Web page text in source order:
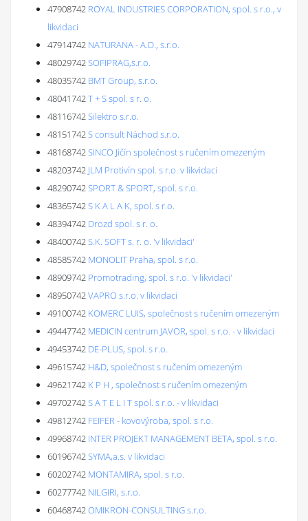
47908742 ROYAL INDUSTRIES CORPORATION, spol. s r.o., v
likvidaci
47914742 NATURANA - A.D., s.r.o.
48029742SOFIPRAG,s.r.o.
48035742 BMT Group, s.r.o.
48041742T + S spol. s r. o.
48116742Silektro s.r.o.
48151742S consult Náchod s.r.o.
48168742SINCO Jičín společnost s ručením omezeným
48203742 JLM Protivín spol. s r.o. v likvidaci
48290742SPORT & SPORT, spol. s r.o.
48365742S K A L A K, spol. s r.o.
48394742 Drozd spol. s r. o.
48400742S.K. SOFT s. r. o. 'v likvidaci'
48585742 MONOLIT Praha, spol. s r.o.
48909742 Promotrading, spol. s r.o. 'v likvidaci'
48950742VAPRO s.r.o. v likvidaci
49100742 KOMERC LUIS, společnost s ručením omezeným
49447742 MEDICIN centrum JAVOR, spol. s r.o. - v likvidaci
49453742 DE-PLUS, spol. s r.o.
49615742 H&D, společnost s ručením omezeným
49621742 K P H , společnost s ručením omezeným
49702742S A T E L I T spol. s r.o. - v likvidaci
49812742 FEIFER - kovovýroba, spol. s r.o.
49968742 INTER PROJEKT MANAGEMENT BETA, spol. s r.o.
60196742SYMA,a.s. v likvidaci
60202742 MONTAMIRA, spol. s r.o.
60277742 NILGIRI, s.r.o.
60468742OMIKRON-CONSULTING s.r.o.